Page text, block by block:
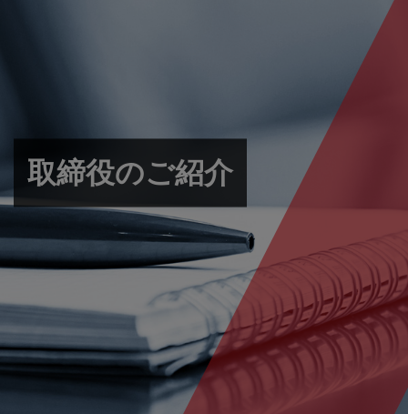
取締役のご紹介